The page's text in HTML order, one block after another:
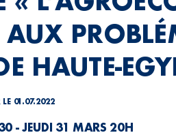
HAUTE-
01.07.2022
- JEUDI 31 MARS 20H